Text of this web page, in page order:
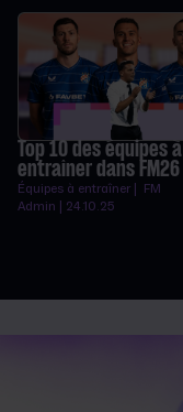
Top 10 des équipes à
entraîner dans FM26
Équipes à entraîner | FM
Admin | 24.10.25